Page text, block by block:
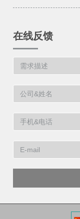
在线反馈